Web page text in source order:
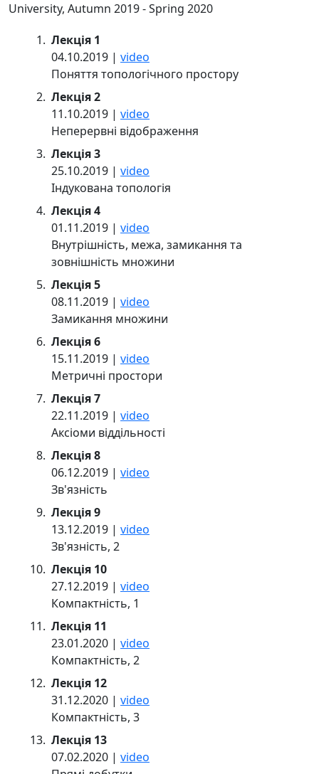
University, Autumn 2019 - Spring 2020
Лекція 1
04.10.2019 | video
Поняття топологічного простору
Лекція 2
11.10.2019 | video
Неперервні відображення
Лекція 3
25.10.2019 | video
Індукована топологія
Лекція 4
01.11.2019 | video
Внутрішність, межа, замикання та
зовнішність множини
Лекція 5
08.11.2019 | video
Замикання множини
Лекція 6
15.11.2019 | video
Метричні простори
Лекція 7
22.11.2019 | video
Аксіоми віддільності
Лекція 8
06.12.2019 | video
Зв'язність
Лекція 9
13.12.2019 | video
Зв'язність, 2
Лекція 10
27.12.2019 | video
Компактність, 1
Лекція 11
23.01.2020 | video
Компактність, 2
Лекція 12
31.12.2020 | video
Компактність, 3
Лекція 13
07.02.2020 | video